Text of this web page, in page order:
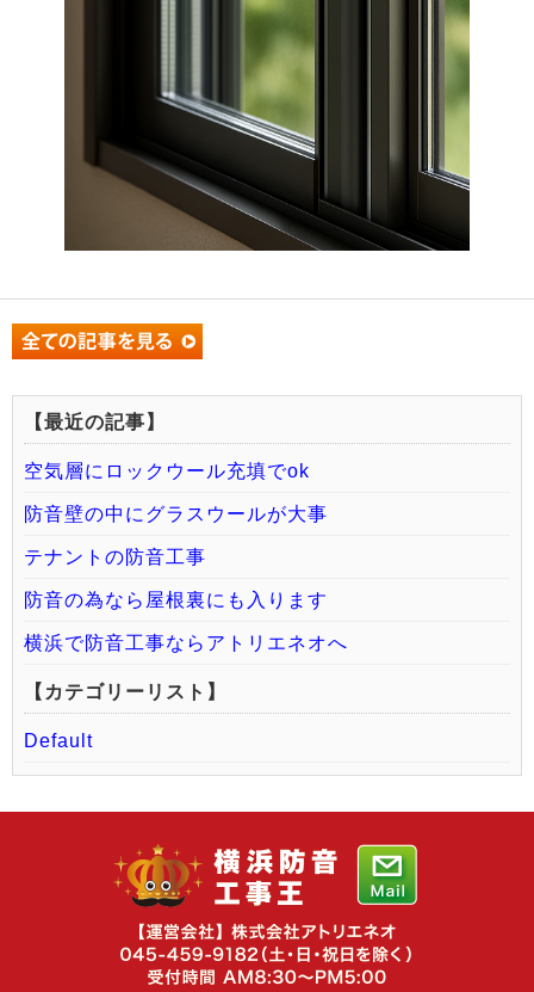
【最近の記事】
空気層にロックウール充填でok
防音壁の中にグラスウールが大事
テナントの防音工事
防音の為なら屋根裏にも入ります
横浜で防音工事ならアトリエネオへ
【カテゴリーリスト】
Default